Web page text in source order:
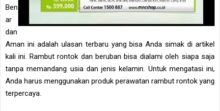
Ben
ar
dan
Aman ini adalah ulasan terbaru yang bisa Anda simak di artikel
kali ini. Rambut rontok dan beruban bisa dialami oleh siapa saja
tanpa memandang usia dan jenis kelamin. Untuk mengatasi ini,
Anda harus menggunakan produk perawatan rambut rontok yang
terpercaya.